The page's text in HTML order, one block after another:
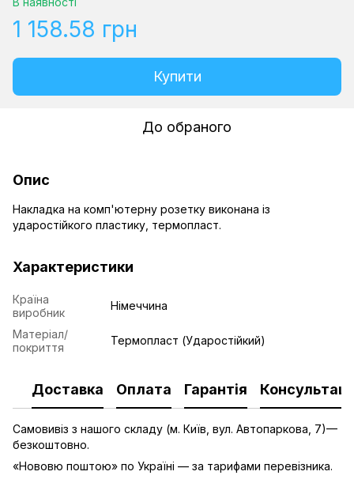
1 158.58 грн
Купити
До обраного
Опис
Накладка на комп'ютерну розетку виконана із
ударостійкого пластику, термопласт.
Характеристики
Країна
виробник
Німеччина
Матеріал/
покриття
Термопласт (Ударостійкий)
Доставка Оплата Гарантія
Самовивіз з нашого складу (м. Київ, вул. Автопаркова, 7)—
безкоштовно.
«Нововю поштою» по Україні — за тарифами перевізника.